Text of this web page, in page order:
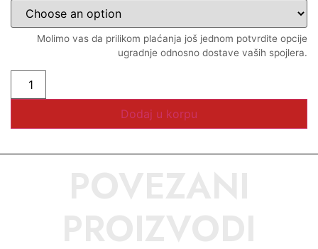
Molimo vas da prilikom plaćanja još jednom potvrdite opcije
ugradnje odnosno dostave vaših spojlera.
Dodaj u korpu